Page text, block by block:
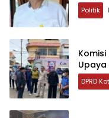
Politik
Upaya
DPRD